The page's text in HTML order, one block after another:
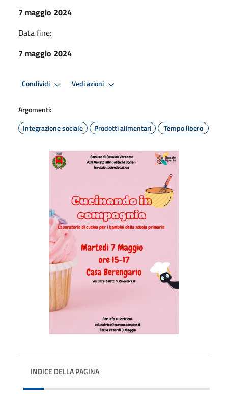
7 maggio 2024
Data fine:
7 maggio 2024
Condividi Vedi azioni
Argomenti:
Integrazione sociale
Prodotti alimentari Tempo libero
INDICE DELLA PAGINA